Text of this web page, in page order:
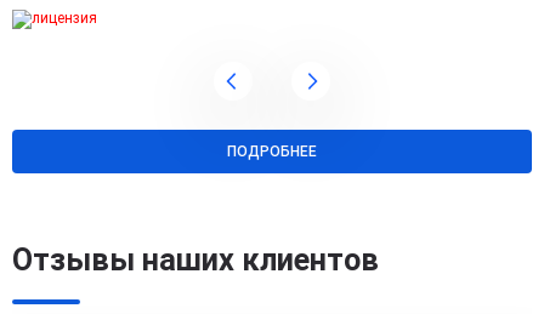
ПОДРОБНЕЕ
Отзывы наших клиентов